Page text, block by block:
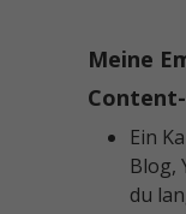
Meine
Ein
Blog,
du